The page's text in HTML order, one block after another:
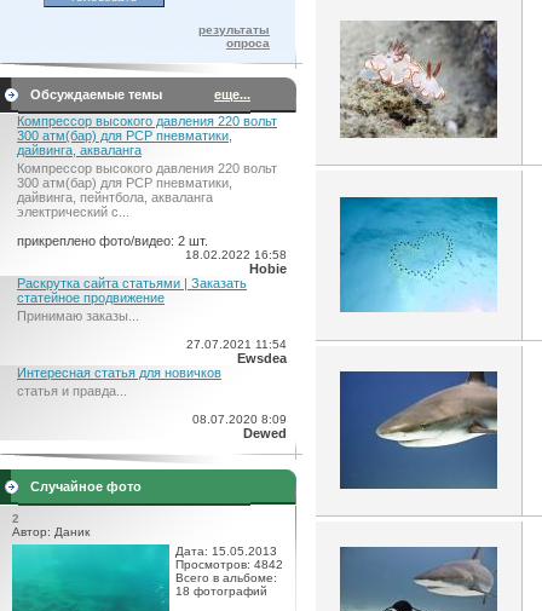
результаты
опроса
Обсуждаемые темы
еще...
Компрессор высокого давления 220 вольт
300 атм(бар) для PCP пневматики,
дайвинга, акваланга
Компрессор высокого давления 220 вольт
300 атм(бар) для PCP пневматики,
дайвинга, пейнтбола, акваланга
электрический c...
прикреплено фото/видео: 2 шт.
18.02.2022 16:58
Hobie
Раскрутка сайта статьями | Заказать
статейное продвижение
Принимаю заказы...
27.07.2021 11:54
Ewsdea
Интересная статья для новичков
статья и правда...
08.07.2020 8:09
Dewed
Случайное фото
2
Автор: Даник
Дата: 15.05.2013
Просмотров: 4842
Всего в альбоме:
18 фотографий